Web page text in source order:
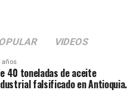
VIDEOS
años
40 toneladas de aceite
falsificado en Antioquia.